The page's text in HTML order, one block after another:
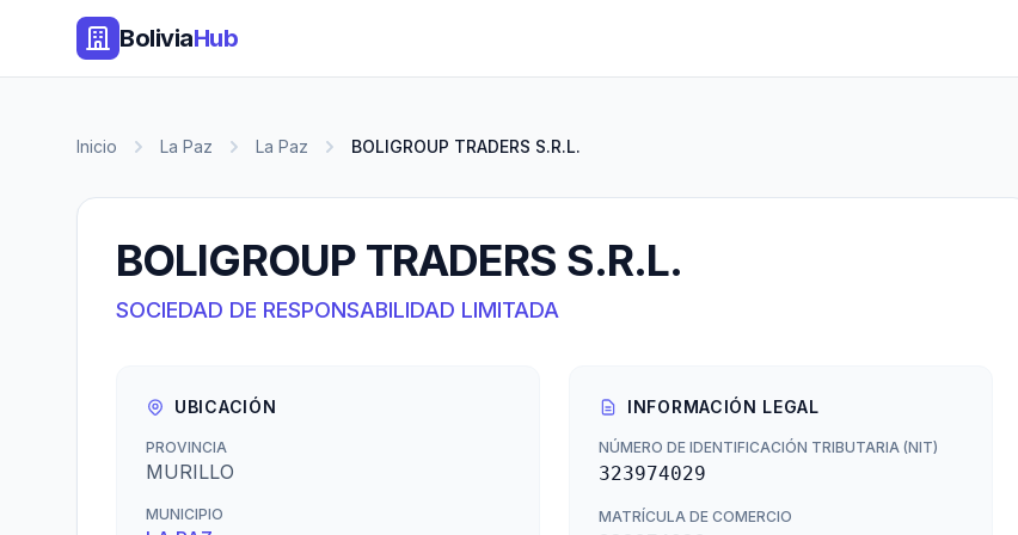
BoliviaHub
Inicio La Paz La Paz BOLIGROUP TRADERS S.R.L.
BOLIGROUP TRADERS S.R.L.
SOCIEDAD DE RESPONSABILIDAD LIMITADA
UBICACIÓN
PROVINCIA
MURILLO
MUNICIPIO
INFORMACIÓN LEGAL
NÚMERO DE IDENTIFICACIÓN TRIBUTARIA (NIT)
323974029
MATRÍCULA DE COMERCIO